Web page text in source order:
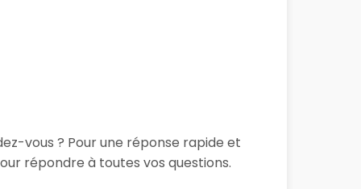
vous ? Pour une réponse rapide et
répondre à toutes vos questions.